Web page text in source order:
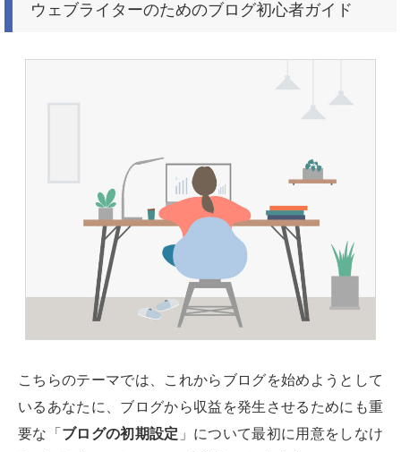
ウェブライターのためのブログ初心者ガイド
こちらのテーマでは、これからブログを始めようとして
いるあなたに、ブログから収益を発生させるためにも重
要な「 ブログの初期設定 」について最初に用意をしなけ